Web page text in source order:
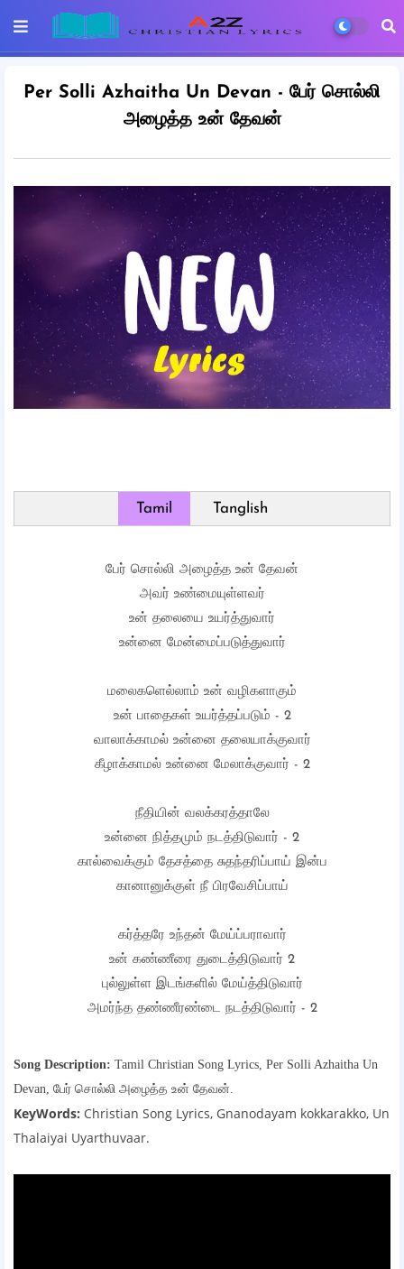
Per Solli Azhaitha Un Devan - பேர் சொல்லி
அழைத்த உன் தேவன்
Tamil Tanglish
பேர் சொல்லி அழைத்த உன் தேவன்
அவர் உண்மையுள்ளவர்
உன் தலையை உயர்த்துவார்
உன்னை மேன்மைப்படுத்துவார்
மலைகளெல்லாம் உன் வழிகளாகும்
உன் பாதைகள் உயர்த்தப்படும் - 2
வாலாக்காமல் உன்னை தலையாக்குவார்
கீழாக்காமல் உன்னை மேலாக்குவார் - 2
நீதியின் வலக்கரத்தாலே
உன்னை நித்தமும் நடத்திடுவார் - 2
கால்வைக்கும் தேசத்தை சுதந்தரிப்பாய் இன்ப
கானானுக்குள் நீ பிரவேசிப்பாய்
கர்த்தரே உந்தன் மேய்ப்பராவார்
உன் கண்ணீரை துடைத்திடுவார் 2
புல்லுள்ள இடங்களில் மேய்த்திடுவார்
அமர்ந்த தண்ணீரண்டை நடத்திடுவார் - 2
Song Description: Tamil Christian Song Lyrics, Per Solli Azhaitha Un
Devan, பேர் சொல்லி அழைத்த உன் தேவன்.
KeyWords: Christian Song Lyrics, Gnanodayam kokkarakko, Un
Thalaiyai Uyarthuvaar.